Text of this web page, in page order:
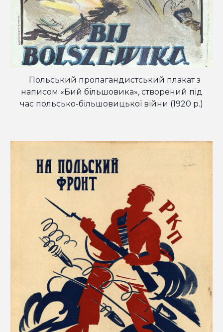
Польський пропагандистський плакат з
написом «Бий більшовика», створений під
час польсько-більшовицької війни (1920 р.)